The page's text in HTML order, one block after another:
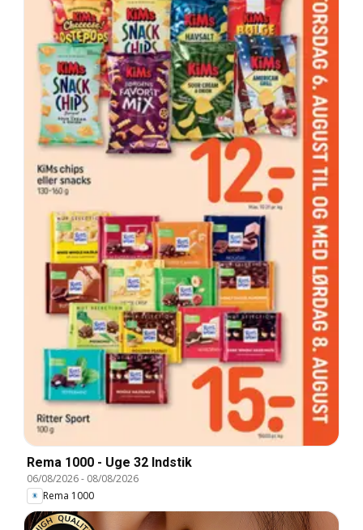
Rema 1000 - Uge 32 Indstik
06/08/2026- 08/08/2026
Rema 1000